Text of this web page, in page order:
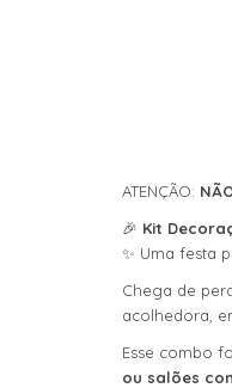
ATENÇÃO:
🎉 Kit
✨ Uma festa
Chega de
acolhedora,
Esse combo
ou salões